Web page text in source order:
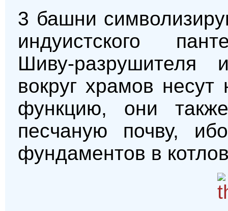
3 башни
индуистского
Шиву-разрушителя
вокруг храмов
функцию, они
песчаную почву,
фундаментов в